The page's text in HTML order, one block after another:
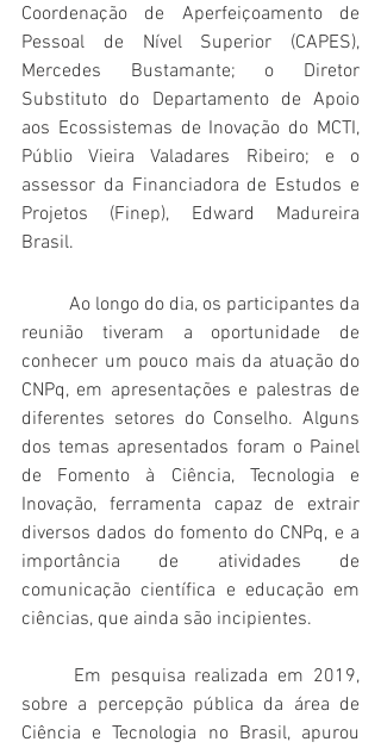
Coordenação de Aperfeiçoamento de
Pessoal de Nível Superior (CAPES),
Mercedes Bustamante; o Diretor
Substituto do Departamento de Apoio
aos Ecossistemas de Inovação do MCTI,
Públio Vieira Valadares Ribeiro; e o
assessor da Financiadora de Estudos e
Projetos (Finep), Edward Madureira
Brasil.
reunião tiveram a oportunidade de
conhecer um pouco mais da atuação do
CNPq, em apresentações e palestras de
diferentes setores do Conselho. Alguns
dos temas apresentados foram o Painel
de Fomento à Ciência, Tecnologia e
Inovação, ferramenta capaz de extrair
diversos dados do fomento do CNPq, e a
importância de atividades de
comunicação científica e educação em
ciências, que ainda são incipientes.
sobre a percepção pública da área de
Ciência e Tecnologia no Brasil, apurou